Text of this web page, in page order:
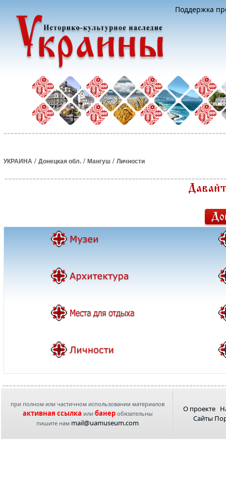
Поддержка
УКРАИНА / Донецкая обл. / Мангуш / Личности
при полном или частичном использовании материалов
активная ссылка или банеробязательны
пишите нам mail@uamuseum.com
О проекте
Сайты